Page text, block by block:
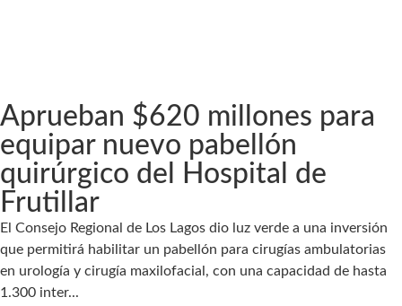
Aprueban $620 millones para
equipar nuevo pabellón
quirúrgico del Hospital de
Frutillar
El Consejo Regional de Los Lagos dio luz verde a una inversión
que permitirá habilitar un pabellón para cirugías ambulatorias
en urología y cirugía maxilofacial, con una capacidad de hasta
1.300 inter...